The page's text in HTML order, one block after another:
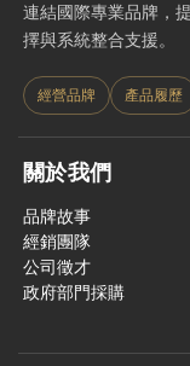
連結國際專業品牌，
擇與系統整合支援。
經營品牌 產品履歷
關於我們
品牌故事
經銷團隊
公司徵才
政府部門採購